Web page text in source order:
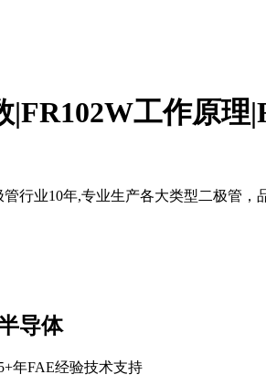
|FR102W工作原理
行业10年,专业生产各大类型二极管，
导体
年FAE经验技术支持